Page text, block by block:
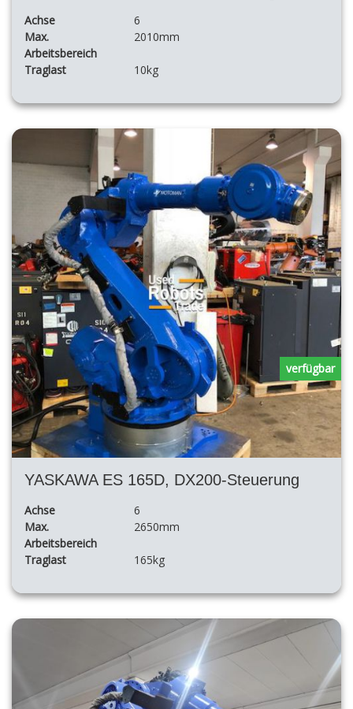
Achse
6
Max.
Arbeitsbereich
2010mm
Traglast 10kg
YASKAWA ES 165D, DX200-Steuerung
Achse
6
Max.
Arbeitsbereich
2650mm
Traglast 165kg
verfügbar